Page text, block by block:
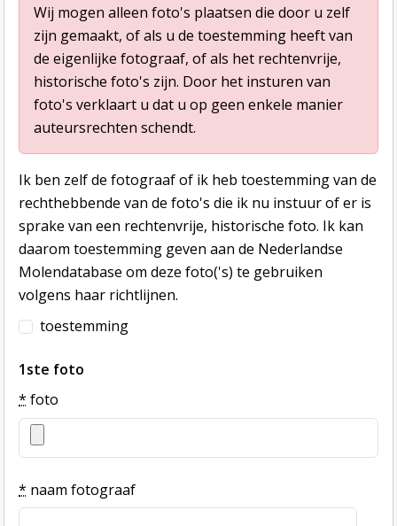
Wij mogen alleen foto's plaatsen die door u zelf
zijn gemaakt, of als u de toestemming heeft van
de eigenlijke fotograaf, of als het rechtenvrije,
historische foto's zijn. Door het insturen van
foto's verklaart u dat u op geen enkele manier
auteursrechten schendt.
Ik ben zelf de fotograaf of ik heb toestemming van de
rechthebbende van de foto's die ik nu instuur of er is
sprake van een rechtenvrije, historische foto. Ik kan
daarom toestemming geven aan de Nederlandse
Molendatabase om deze foto('s) te gebruiken
volgens haar richtlijnen.
toestemming
1ste foto
* foto
* naam fotograaf